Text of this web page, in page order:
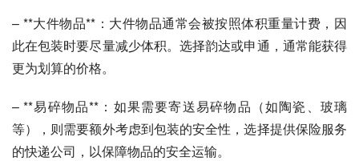
– **大件物品**：大件物品通常会被按照体积重量计费，因
此在包装时要尽量减少体积。选择韵达或申通，通常能获得
更为划算的价格。
– **易碎物品**：如果需要寄送易碎物品（如陶瓷、玻璃
等），则需要额外考虑到包装的安全性，选择提供保险服务
的快递公司，以保障物品的安全运输。